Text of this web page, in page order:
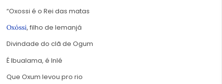
“Oxossi é o Rei das matas
Oxóssi, filho de Iemanjá
Divindade do clã de Ogum
É Ibualama, é Inlé
Que Oxum levou pro rio